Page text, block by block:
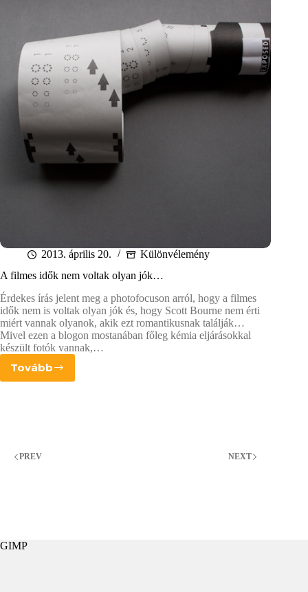
2013. április 20.
Különvélemény
A filmes idők nem voltak olyan jók…
Érdekes írás jelent meg a photofocuson arról, hogy a filmes
idők nem is voltak olyan jók és, hogy Scott Bourne nem érti
miért vannak olyanok, akik ezt romantikusnak találják…
Mivel ezen a blogon mostanában főleg kémia eljárásokkal
készült fotók vannak,…
Tovább
A
jók…
PREV NEXT
GIMP